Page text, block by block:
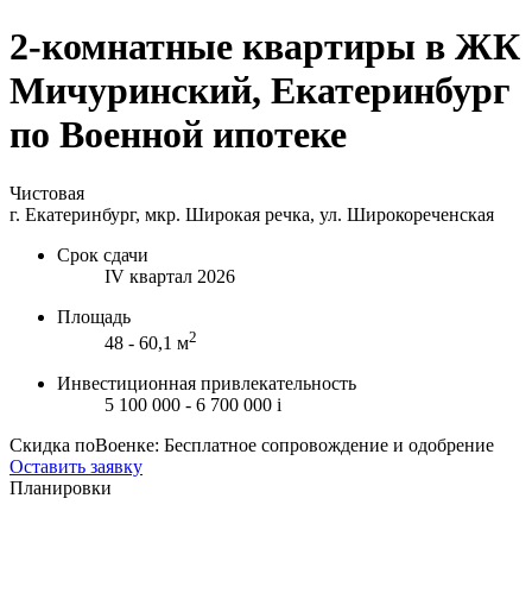
2-комнатные квартиры в ЖК
Мичуринский, Екатеринбург
по Военной ипотеке
Чистовая
г. Екатеринбург, мкр. Широкая речка, ул. Широкореченская
Срок сдачи
IV квартал 2026
Площадь
48 - 60,1 м2
Инвестиционная привлекательность
5 100 000 - 6 700 000 i
Скидка поВоенке: Бесплатное сопровождение и одобрение
Оставить заявку
Планировки